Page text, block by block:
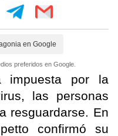
en Google
preferidos en Google.
impuesta por la
las personas
resguardarse. En
confirmó su